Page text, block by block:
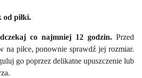
od piłki.
co najmniej 12 godzin. Przed
na piłce, ponownie sprawdź jej rozmiar.
go poprzez delikatne upuszczenie lub